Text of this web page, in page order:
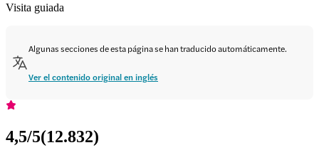
Visita guiada
Algunas secciones de esta página se han traducido automáticamente.
Ver el contenido original en inglés
4,5/5(12.832)